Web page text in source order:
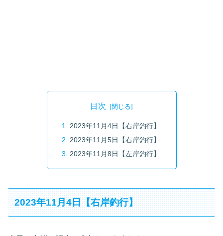
目次
2023年11月4日【右岸釣行】
2023年11月5日【右岸釣行】
2023年11月8日【左岸釣行】
2023年11月4日【右岸釣行】